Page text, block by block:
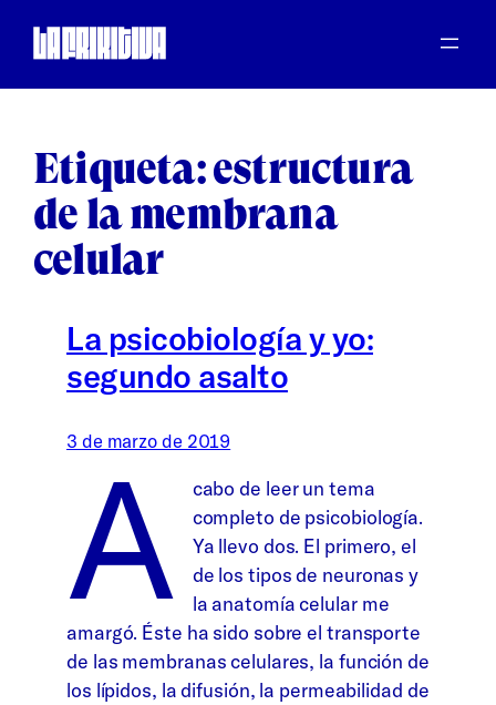
Etiqueta:estructura
de la membrana
celular
La psicobiología y yo:
segundo asalto
3 de marzo de 2019
A
cabo de leer un tema
completo de psicobiología.
Ya llevo dos. El primero, el
de los tipos de neuronas y
la anatomía celular me
amargó. Éste ha sido sobre el transporte
de las membranas celulares, la función de
los lípidos, la difusión, la permeabilidad de